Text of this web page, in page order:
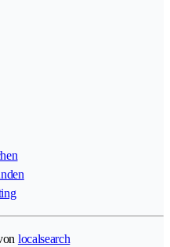
localsearch